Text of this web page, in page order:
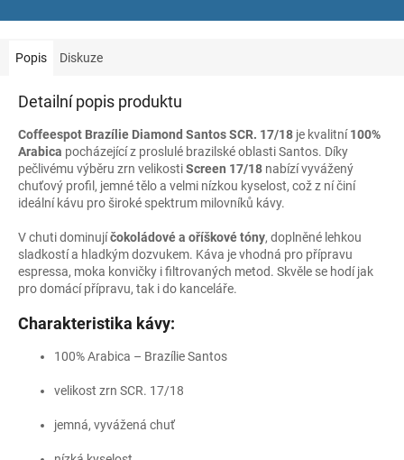
Popis Diskuze
Detailní popis produktu
Coffeespot Brazílie Diamond Santos SCR. 17/18 je kvalitní100%
Arabica pocházející z proslulé brazilské oblasti Santos. Díky
pečlivému výběru zrn velikostiScreen 17/18 nabízí vyvážený
chuťový profil, jemné tělo a velmi nízkou kyselost, což z ní činí
ideální kávu pro široké spektrum milovníků kávy.
V chuti dominujíčokoládové a oříškové tóny, doplněné lehkou
sladkostí a hladkým dozvukem. Káva je vhodná pro přípravu
espressa, moka konvičky i filtrovaných metod. Skvěle se hodí jak
pro domácí přípravu, tak i do kanceláře.
Charakteristika kávy:
100% Arabica – Brazílie Santos
velikost zrn SCR. 17/18
jemná, vyvážená chuť